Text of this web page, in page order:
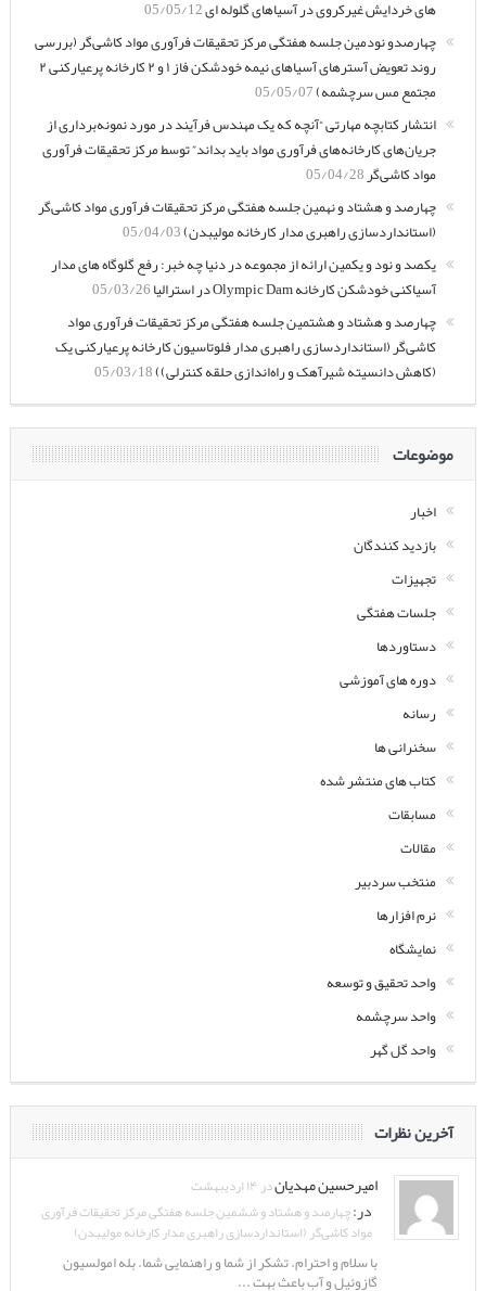
های خردایش غیرکروی در آسیاهای گلوله ای05/05/12
چهارصدو نودمین جلسه هفتگی مرکز تحقیقات فرآوری مواد کاشی‌گر (بررسی
روند تعویض آسترهای آسیاهای نیمه خودشکن فاز ۱ و ۲ کارخانه پرعیارکنی ۲
مجتمع مس سرچشمه)05/05/07
انتشار کتابچه مهارتی “آنچه که یک مهندس فرآیند در مورد نمونه‌برداری از
جریان‌های کارخانه‌های فرآوری مواد باید بداند” توسط مرکز تحقیقات فرآوری
مواد کاشی‌گر05/04/28
چهارصد و هشتاد و نهمین جلسه هفتگی مرکز تحقیقات فرآوری مواد کاشی‌گر
(استانداردسازی راهبری مدار کارخانه مولیبدن)05/04/03
یکصد و نود و یکمین ارائه از مجموعه در دنیا چه خبر: رفع گلوگاه های مدار
آسیاکنی خودشکن کارخانه Olympic Dam در استرالیا
05/03/26
چهارصد و هشتاد و هشتمین جلسه هفتگی مرکز تحقیقات فرآوری مواد
کاشی‌گر (استانداردسازی راهبری مدار فلوتاسیون کارخانه پرعیارکنی یک
(کاهش دانسیته شیرآهک و راه‌اندازی حلقه کنترلی))05/03/18
موضوعات
اخبار
بازدید کنندگان
تجهیزات
جلسات هفتگی
دستاوردها
دوره های آموزشی
رسانه
سخنرانی ها
کتاب های منتشر شده
مسابقات
مقالات
منتخب سردبیر
نرم افزارها
نمایشگاه
واحد تحقیق و توسعه
واحد سرچشمه
واحد گل گهر
آخرین نظرات
امیرحسین مهدیاندر ۱۴ اردیبهشت
در:چهارصد و هشتاد و ششمین جلسه هفتگی مرکز تحقیقات فرآوری
مواد کاشی‌گر (استانداردسازی راهبری مدار کارخانه مولیبدن)
با سلام و احترام. تشکر از شما و راهنمایی شما. بله امولسیون
گازوئیل و آب باعث بهت ...